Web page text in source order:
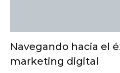
Navegando hacia el
marketing digital